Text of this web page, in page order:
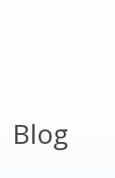
Blog